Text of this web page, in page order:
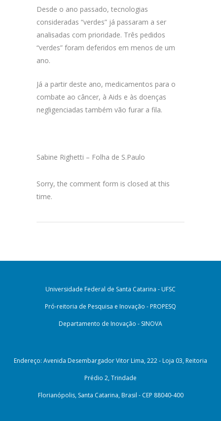
Desde o ano passado, tecnologias
consideradas “verdes” já passaram a ser
analisadas com prioridade. Três pedidos
“verdes” foram deferidos em menos de um
ano.
Já a partir deste ano, medicamentos para o
combate ao câncer, à Aids e às doenças
negligenciadas também vão furar a fila.
Sabine Righetti – Folha de S.Paulo
Sorry, the comment form is closed at this
time.
Universidade Federal de Santa Catarina - UFSC
Pró-reitoria de Pesquisa e Inovação - PROPESQ
Departamento de Inovação - SINOVA
Endereço: Avenida Desembargador Vitor Lima, 222 - Loja 03, Reitoria
Prédio 2, Trindade
Florianópolis, Santa Catarina, Brasil - CEP 88040-400